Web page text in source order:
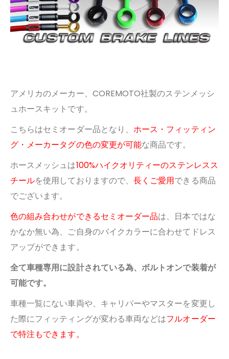
アメリカのメーカー、COREMOTO社製のステンメッシ
ュホースキットです。
こちらはセミオーダー品となり、ホース・フィッティン
グ・メーカータグの色の変更が可能な商品です。
ホースメッシュは100%ハイクオリティーのステンレスス
チールを使用しておりますので、長くご愛用できる商品
でございます。
色の組み合わせができるセミオーダー品は、日本ではな
かなか無い為、ご自身のバイクカラーに合わせてドレス
アップができます。
全て車種専用に設計されている為、ボルトオンで装着が
可能です。
車種一覧にない車両や、キャリパーやマスターを変更し
た際にフィッティングが変わる車両などはフルオーダー
で特注もできます。